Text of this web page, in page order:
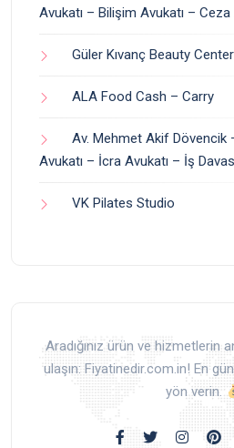
Avukatı – Bilişim Avukatı –
Güler Kıvanç Beauty Center
ALA Food Cash – Carry
Av. Mehmet Akif Dövencik
Avukatı – İcra Avukatı – İş
VK Pilates Studio
Aradığınız ürün ve hizmetlerin
ulaşın: Fiyatinedir.com.in! En
yön verin.